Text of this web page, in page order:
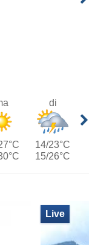
di
14/23°C
15/26°C
Live